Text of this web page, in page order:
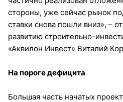
стороны, уже сейчас рынок
ставки снова пошли вниз», –
развитию строительно-
«Аквилон Инвест» Виталий
На пороге дефицита
Большая часть начатых